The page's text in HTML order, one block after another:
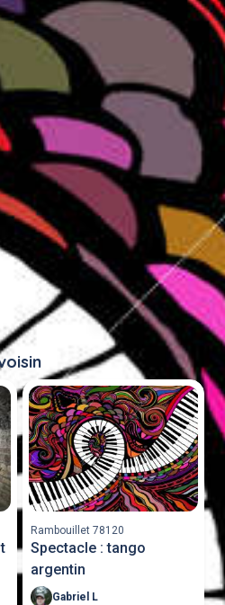
si vous êtes intéressé.
Tout voir
Rambouillet 78120
Spectacle : tango
argentin
Gabriel L